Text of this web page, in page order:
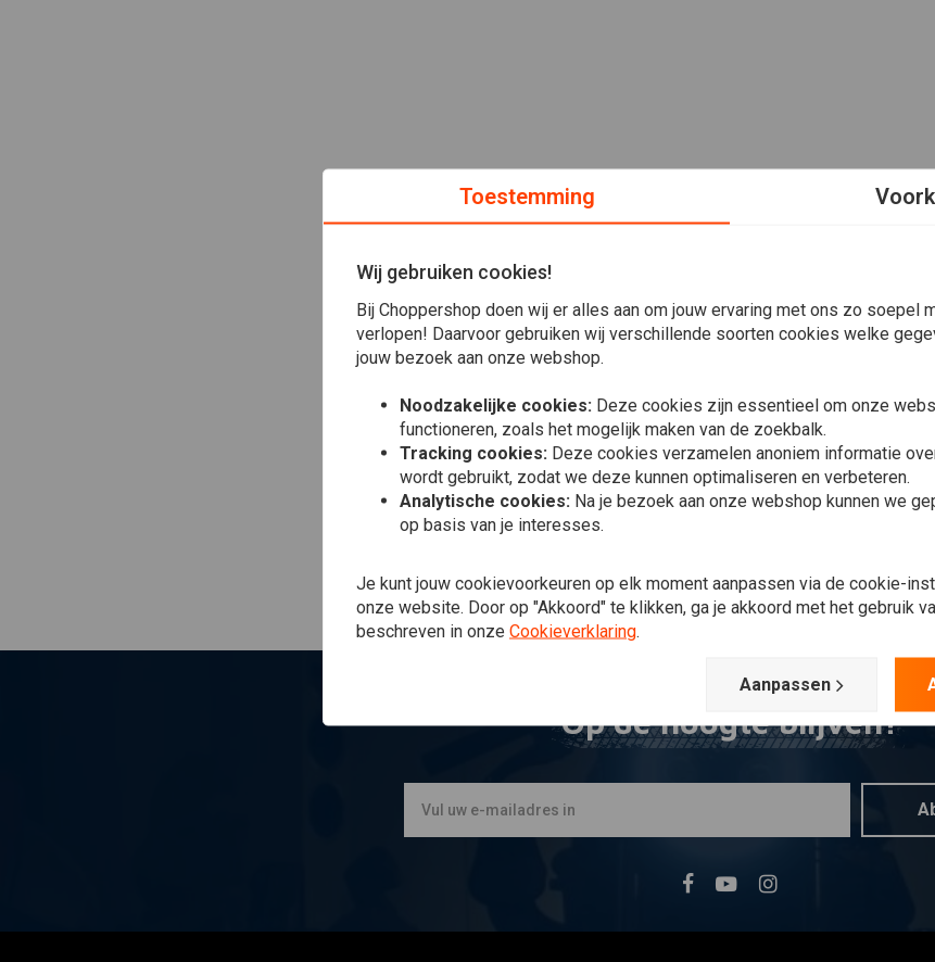
Op de hoogte blijven?
Toestemming
Wij gebruiken cookies!
Bij Choppershop doen wij er alles aan om jouw ervaring met ons zo soepel
verlopen! Daarvoor gebruiken wij verschillende soorten cookies welke
jouw bezoek aan onze webshop.
Noodzakelijke cookies: Deze cookies zijn essentieel om onze
functioneren, zoals het mogelijk maken van de zoekbalk.
Tracking cookies: Deze cookies verzamelen anoniem informatie
wordt gebruikt, zodat we deze kunnen optimaliseren en verbeteren.
Analytische cookies: Na je bezoek aan onze webshop kunnen we
op basis van je interesses.
Je kunt jouw cookievoorkeuren op elk moment aanpassen via de cookie-
onze website. Door op "Akkoord" te klikken, ga je akkoord met het gebruik
beschreven in onze Cookieverklaring.
Aanpassen